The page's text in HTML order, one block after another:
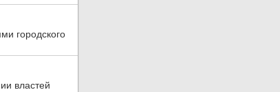
городского
властей